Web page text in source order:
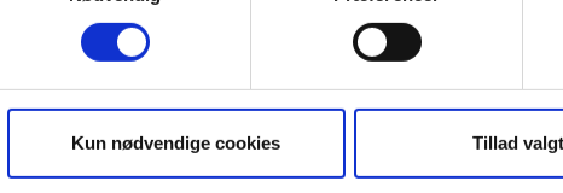
Identificere din enhed baseret på en scanning af dens
Dine valg anvendes på hele websitet.
Vi bruger cookies til at tilpasse vores indhold og annoncer, til at
vores trafik. Vi deler også oplysninger om din brug af vores
Kun nødvendige cookies Tillad
Senge i alt: